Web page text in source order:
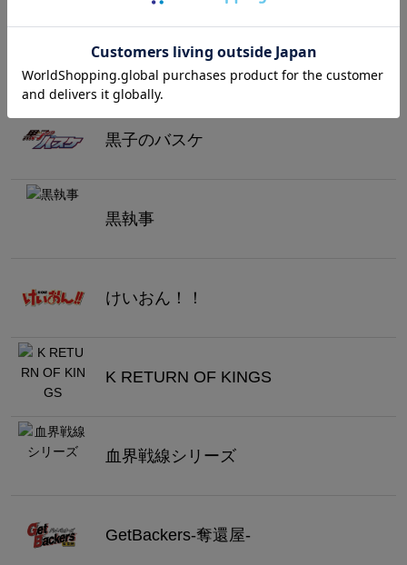
グリムエコーズ
黒子のバスケ
黒執事
けいおん！！
K RETURN OF KINGS
血界戦線シリーズ
GetBackers-奪還屋-